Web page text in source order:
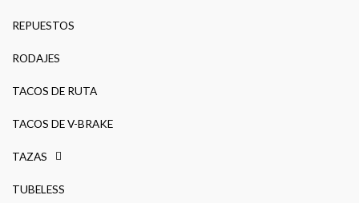
REPUESTOS
RODAJES
TACOS DE RUTA
TACOS DE V-BRAKE
TAZAS
TUBELESS